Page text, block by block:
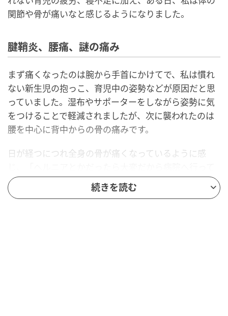
関節や骨が痛いなと感じるようになりました。
腱鞘炎、腰痛、謎の痛み
まず痛くなったのは腕から手首にかけてで、私は慣れ
ない新生児の抱っこ、育児中の姿勢などが原因だと思
っていました。湿布やサポーターをしながら姿勢に気
をつけることで軽減されましたが、次に襲われたのは
腰を中心に背中からの骨の痛みです。
日が経つにつれ全身の骨が痛くなっているように感
みたら？」という夫の言葉もあり、私は整形外科へ向
かいました。
続きを読む